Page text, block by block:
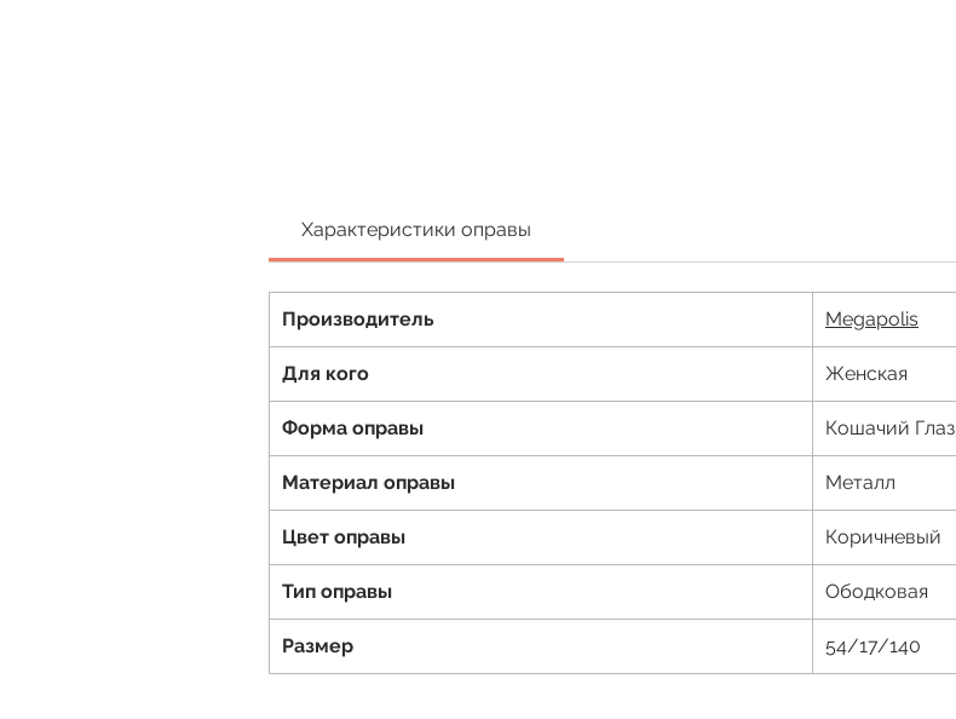
Характеристики оправы
Производитель Megapolis
Для кого Женская
Форма оправы Кошачий Глаз
Материал оправы Металл
Цвет оправы Коричневый
Тип оправы Ободковая
Размер 54/17/140